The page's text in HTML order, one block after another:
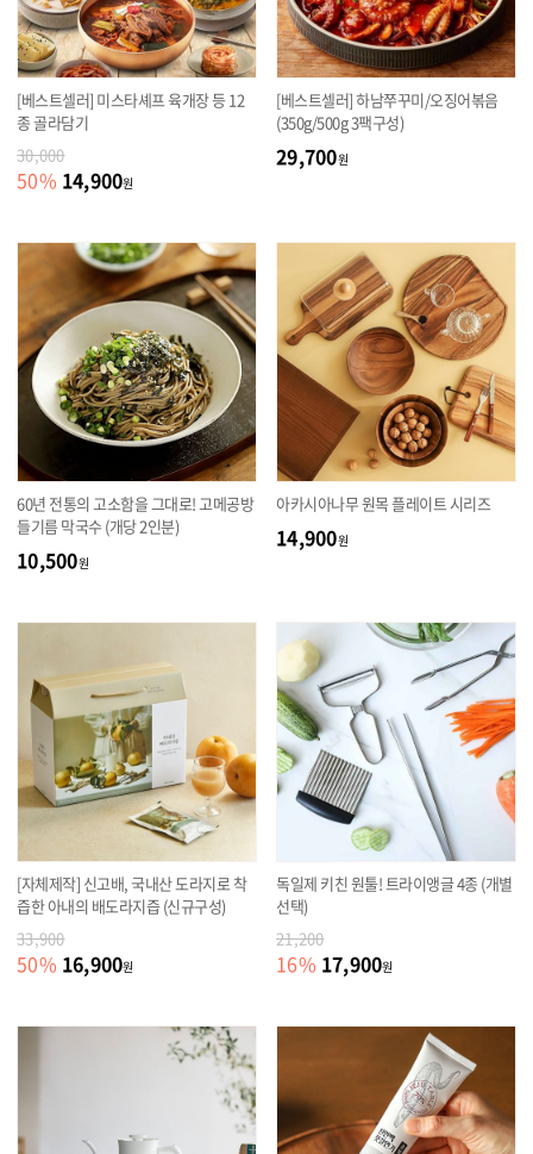
[베스트셀러] 미스타셰프 육개장 등 12
종 골라담기
30,000
50% 14,900원
[베스트셀러] 하남쭈꾸미/오징어볶음
(350g/500g 3팩구성)
29,700원
60년 전통의 고소함을 그대로! 고메공방
들기름 막국수 (개당 2인분)
10,500원
아카시아나무 원목 플레이트 시리즈
14,900원
[자체제작] 신고배, 국내산 도라지로 착
즙한 아내의 배도라지즙 (신규구성)
33,900
50% 16,900원
독일제 키친 원툴! 트라이앵글 4종 (개별
선택)
21,200
16% 17,900원